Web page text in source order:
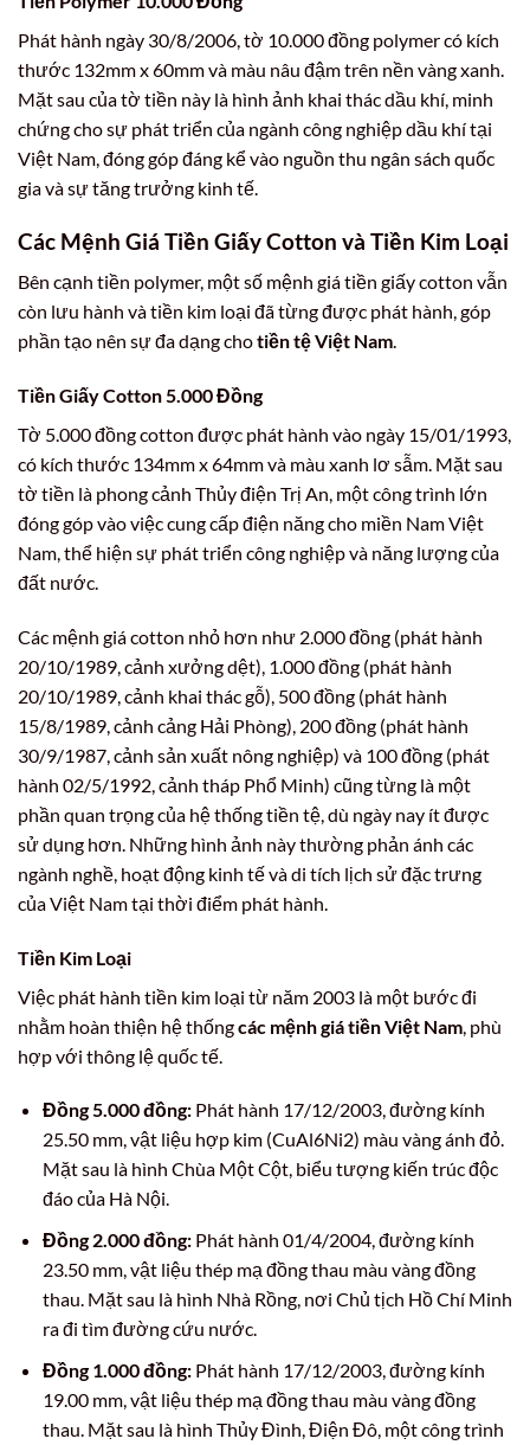
Phát hành ngày 30/8/2006, tờ 10.000 đồng polymer có kích
thước 132mm x 60mm và màu nâu đậm trên nền vàng xanh.
Mặt sau của tờ tiền này là hình ảnh khai thác dầu khí, minh
chứng cho sự phát triển của ngành công nghiệp dầu khí tại
Việt Nam, đóng góp đáng kể vào nguồn thu ngân sách quốc
gia và sự tăng trưởng kinh tế.
Các Mệnh Giá Tiền Giấy Cotton và Tiền Kim Loại
Bên cạnh tiền polymer, một số mệnh giá tiền giấy cotton vẫn
còn lưu hành và tiền kim loại đã từng được phát hành, góp
phần tạo nên sự đa dạng chotiền tệ Việt Nam.
Tiền Giấy Cotton 5.000 Đồng
Tờ 5.000 đồng cotton được phát hành vào ngày 15/01/1993,
có kích thước 134mm x 64mm và màu xanh lơ sẫm. Mặt sau
tờ tiền là phong cảnh Thủy điện Trị An, một công trình lớn
đóng góp vào việc cung cấp điện năng cho miền Nam Việt
Nam, thể hiện sự phát triển công nghiệp và năng lượng của
đất nước.
Các mệnh giá cotton nhỏ hơn như 2.000 đồng (phát hành
20/10/1989, cảnh xưởng dệt), 1.000 đồng (phát hành
20/10/1989, cảnh khai thác gỗ), 500 đồng (phát hành
15/8/1989, cảnh cảng Hải Phòng), 200 đồng (phát hành
30/9/1987, cảnh sản xuất nông nghiệp) và 100 đồng (phát
hành 02/5/1992, cảnh tháp Phổ Minh) cũng từng là một
phần quan trọng của hệ thống tiền tệ, dù ngày nay ít được
sử dụng hơn. Những hình ảnh này thường phản ánh các
ngành nghề, hoạt động kinh tế và di tích lịch sử đặc trưng
của Việt Nam tại thời điểm phát hành.
Tiền Kim Loại
Việc phát hành tiền kim loại từ năm 2003 là một bước đi
nhằm hoàn thiện hệ thốngcác mệnh giá tiền Việt Nam , phù
hợp với thông lệ quốc tế.
Đồng 5.000 đồng:Phát hành 17/12/2003, đường kính
25.50 mm, vật liệu hợp kim (CuAl6Ni2) màu vàng ánh đỏ.
Mặt sau là hình Chùa Một Cột, biểu tượng kiến trúc độc
đáo của Hà Nội.
Đồng 2.000 đồng:Phát hành 01/4/2004, đường kính
23.50 mm, vật liệu thép mạ đồng thau màu vàng đồng
thau. Mặt sau là hình Nhà Rồng, nơi Chủ tịch Hồ Chí Minh
ra đi tìm đường cứu nước.
Đồng 1.000 đồng:Phát hành 17/12/2003, đường kính
19.00 mm, vật liệu thép mạ đồng thau màu vàng đồng
thau. Mặt sau là hình Thủy Đình, Điện Đô, một công trình